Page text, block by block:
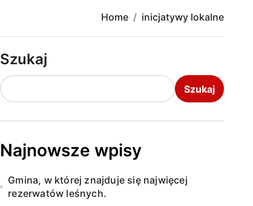
Home inicjatywy lokalne
Szukaj
Szukaj
Najnowsze wpisy
Gmina, w której znajduje się najwięcej
rezerwatów leśnych.